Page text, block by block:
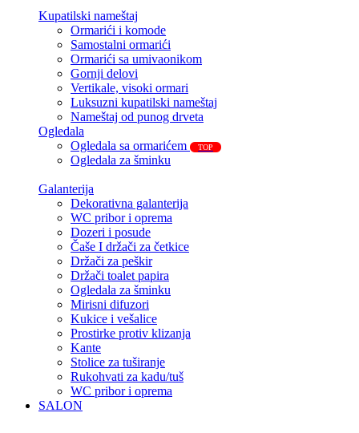
Kupatilski nameštaj
Ormarići i komode
Samostalni ormarići
Ormarići sa umivaonikom
Gornji delovi
Vertikale, visoki ormari
Luksuzni kupatilski nameštaj
Nameštaj od punog drveta
Ogledala
Ogledala sa ormarićem
TOP
Ogledala za šminku
Galanterija
Dekorativna galanterija
WC pribor i oprema
Dozeri i posude
Čaše I držači za četkice
Držači za peškir
Držači toalet papira
Ogledala za šminku
Mirisni difuzori
Kukice i vešalice
Prostirke protiv klizanja
Kante
Stolice za tuširanje
Rukohvati za kadu/tuš
WC pribor i oprema
SALON